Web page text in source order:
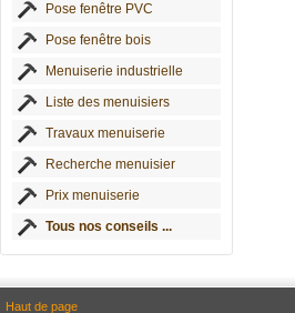
Pose fenêtre PVC
Pose fenêtre bois
Menuiserie industrielle
Liste des menuisiers
Travaux menuiserie
Recherche menuisier
Prix menuiserie
Tous nos conseils ...
Haut de page